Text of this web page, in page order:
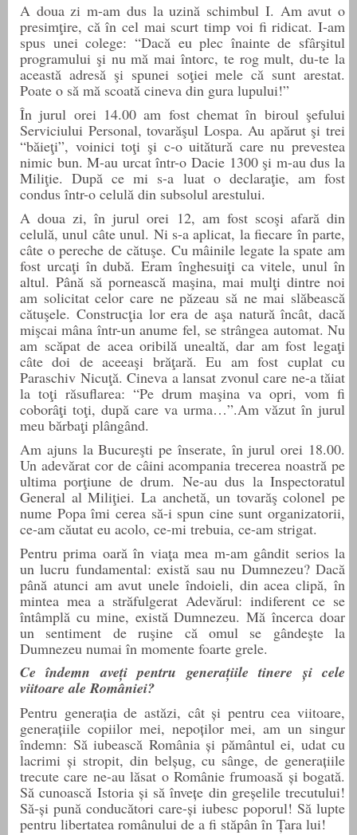
A doua zi m-am dus la uzină schimbul I. Am avut o
presimţire, că în cel mai scurt timp voi fi ridicat. I-am
spus unei colege: “Dacă eu plec înainte de sfârşitul
programului şi nu mă mai întorc, te rog mult, du-te la
această adresă şi spunei soţiei mele că sunt arestat.
Poate o să mă scoată cineva din gura lupului!”
În jurul orei 14.00 am fost chemat în biroul şefului
Serviciului Personal, tovarăşul Lospa. Au apărut şi trei
“băieţi”, voinici toţi şi c-o uitătură care nu prevestea
nimic bun. M-au urcat într-o Dacie 1300 şi m-au dus la
Miliţie. După ce mi s-a luat o declaraţie, am fost
condus într-o celulă din subsolul arestului.
A doua zi, în jurul orei 12, am fost scoşi afară din
celulă, unul câte unul. Ni s-a aplicat, la fiecare în parte,
câte o pereche de cătuşe. Cu mâinile legate la spate am
fost urcaţi în dubă. Eram înghesuiţi ca vitele, unul în
altul. Până să pornească maşina, mai mulţi dintre noi
am solicitat celor care ne păzeau să ne mai slăbească
cătuşele. Construcţia lor era de aşa natură încât, dacă
mişcai mâna într-un anume fel, se strângea automat. Nu
am scăpat de acea oribilă unealtă, dar am fost legaţi
câte doi de aceeaşi brăţară. Eu am fost cuplat cu
Paraschiv Nicuţă. Cineva a lansat zvonul care ne-a tăiat
la toţi răsuflarea: “Pe drum maşina va opri, vom fi
coborâţi toţi, după care va urma…”.Am văzut în jurul
meu bărbaţi plângând.
Am ajuns la Bucureşti pe înserate, în jurul orei 18.00.
Un adevărat cor de câini acompania trecerea noastră pe
ultima porţiune de drum. Ne-au dus la Inspectoratul
General al Miliţiei. La anchetă, un tovarăş colonel pe
nume Popa îmi cerea să-i spun cine sunt organizatorii,
ce-am căutat eu acolo, ce-mi trebuia, ce-am strigat.
Pentru prima oară în viaţa mea m-am gândit serios la
un lucru fundamental: există sau nu Dumnezeu? Dacă
până atunci am avut unele îndoieli, din acea clipă, în
mintea mea a străfulgerat Adevărul: indiferent ce se
întâmplă cu mine, există Dumnezeu. Mă încerca doar
un sentiment de ruşine că omul se gândeşte la
Dumnezeu numai în momente foarte grele.
Ce îndemn aveți pentru generațiile tinere și cele
viitoare ale României?
Pentru generația de astăzi, cât și pentru cea viitoare,
generațiile copiilor mei, nepoților mei, am un singur
îndemn: Să iubească România și pământul ei, udat cu
lacrimi și stropit, din belșug, cu sânge, de generațiile
trecute care ne-au lăsat o Românie frumoasă și bogată.
Să cunoască Istoria și să învețe din greșelile trecutului!
Să-și pună conducători care-și iubesc poporul! Să lupte
pentru libertatea românului de a fi stăpân în Țara lui!